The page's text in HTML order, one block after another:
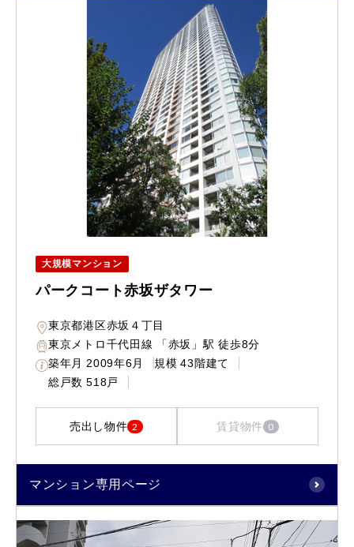
大規模マンション
パークコート赤坂ザタワー
東京都港区赤坂４丁目
東京メトロ千代田線 「赤坂」駅 徒歩8分
築年月 2009年6月 規模 43階建て
総戸数 518戸
売出し物件 2 賃貸物件 0
マンション専用ページ